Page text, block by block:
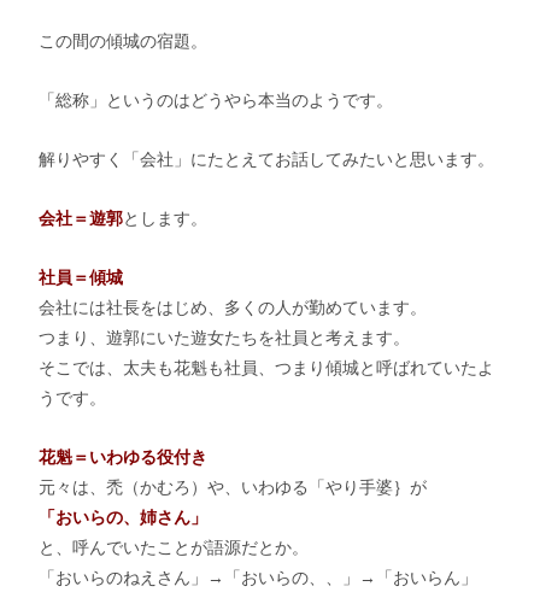
この間の傾城の宿題。
「総称」というのはどうやら本当のようです。
解りやすく「会社」にたとえてお話してみたいと思います。
会社＝遊郭とします。
社員＝傾城
会社には社長をはじめ、多くの人が勤めています。
つまり、遊郭にいた遊女たちを社員と考えます。
そこでは、太夫も花魁も社員、つまり傾城と呼ばれていたよ
うです。
花魁＝いわゆる役付き
元々は、禿（かむろ）や、いわゆる「やり手婆｝が
「おいらの、姉さん」
と、呼んでいたことが語源だとか。
「おいらのねえさん」→「おいらの、、」→「おいらん」